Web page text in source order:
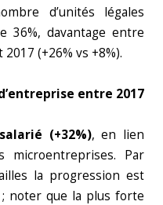
d’unités légales
36%, davantage entre
(+26% vs +8%).
entre 2017
(+32%), en lien
microentreprises. Par
la progression est
noter que la plus forte